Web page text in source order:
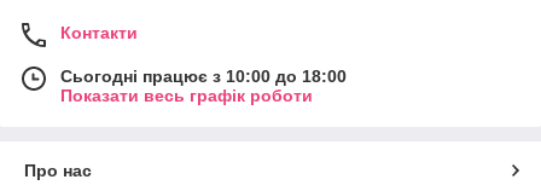
Контакти
Сьогодні працює з 10:00 до 18:00
Показати весь графік роботи
Про нас